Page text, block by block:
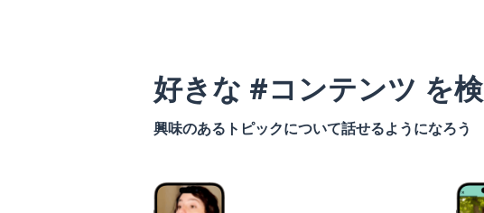
好きな #コンテンツ を
興味のあるトピックについて話せるようになろう